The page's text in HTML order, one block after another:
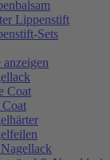
Lippenstift
Sets
Coat